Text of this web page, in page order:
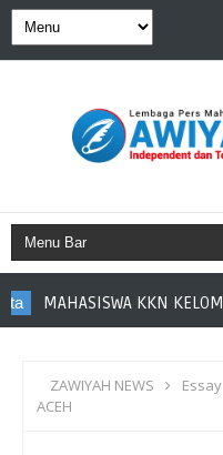
KKN KELOMPOK 13 IKUT
ZAWIYAH NEWS Essay
ACEH